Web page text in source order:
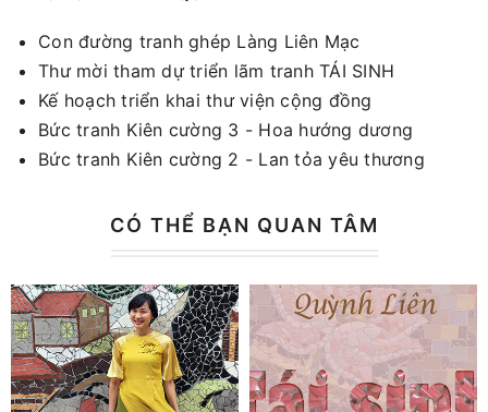
Con đường tranh ghép Làng Liên Mạc
Thư mời tham dự triển lãm tranh TÁI SINH
Kế hoạch triển khai thư viện cộng đồng
Bức tranh Kiên cường 3 - Hoa hướng dương
Bức tranh Kiên cường 2 - Lan tỏa yêu thương
CÓ THỂ BẠN QUAN TÂM